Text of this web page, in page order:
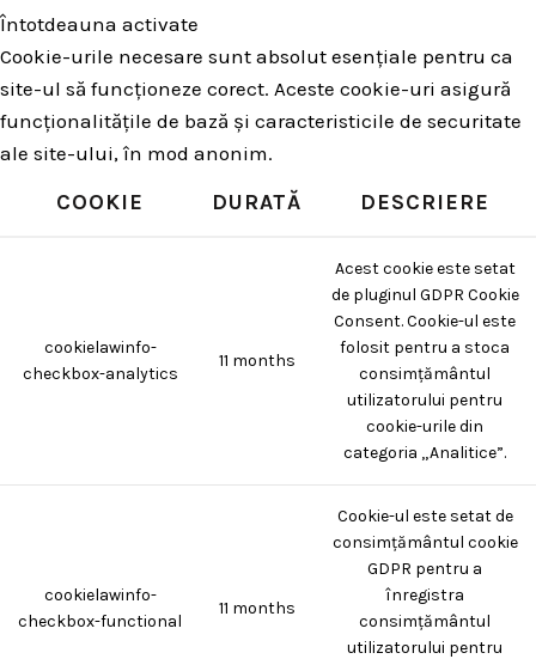
Întotdeauna activate
Cookie-urile necesare sunt absolut esențiale pentru ca
site-ul să funcționeze corect. Aceste cookie-uri asigură
funcționalitățile de bază și caracteristicile de securitate
ale site-ului, în mod anonim.
COOKIE DURATĂ DESCRIERE
cookielawinfo-
checkbox-analytics
11 months
Acest cookie este setat
de pluginul GDPR Cookie
Consent. Cookie-ul este
folosit pentru a stoca
consimțământul
utilizatorului pentru
cookie-urile din
categoria „Analitice”.
cookielawinfo-
checkbox-functional
11 months
Cookie-ul este setat de
consimțământul cookie
GDPR pentru a
înregistra
consimțământul
utilizatorului pentru